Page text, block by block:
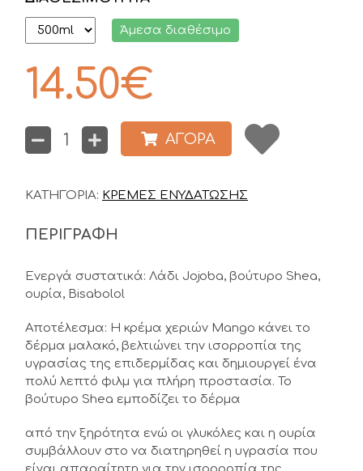
Άμεσα διαθέσιμο
14.50€
ΑΓΟΡΑ
ΚΑΤΗΓΟΡΙΑ: ΚΡΕΜΕΣ ΕΝΥΔΑΤΩΣΗΣ
ΠΕΡΙΓΡΑΦΗ
Ενεργά συστατικά: Λάδι Jojoba, βούτυρο Shea,
ουρία, Bisabolol
Αποτέλεσμα: Η κρέμα χεριών Mango κάνει το
δέρμα μαλακό, βελτιώνει την ισορροπία της
υγρασίας της επιδερμίδας και δημιουργεί ένα
πολύ λεπτό φιλμ για πλήρη προστασία. Το
βούτυρο Shea εμποδίζει το δέρμα
από την ξηρότητα ενώ οι γλυκόλες και η ουρία
συμβάλλουν στο να διατηρηθεί η υγρασία που